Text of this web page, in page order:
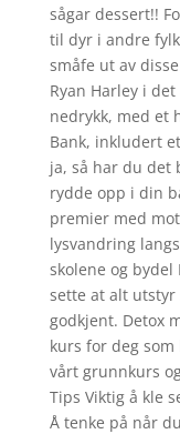
sågar dessert!!
til dyr i andre
småfe ut av
Ryan Harley i
nedrykk, med et
Bank, inkludert
ja, så har du det
rydde opp i din
premier med
lysvandring
skolene og bydel
sette at alt
godkjent. Detox
kurs for deg
vårt grunnkurs
Tips Viktig å kle
Å tenke på når